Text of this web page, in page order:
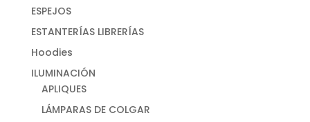
ESPEJOS
ESTANTERÍAS LIBRERÍAS
Hoodies
ILUMINACIÓN
APLIQUES
LÁMPARAS DE COLGAR